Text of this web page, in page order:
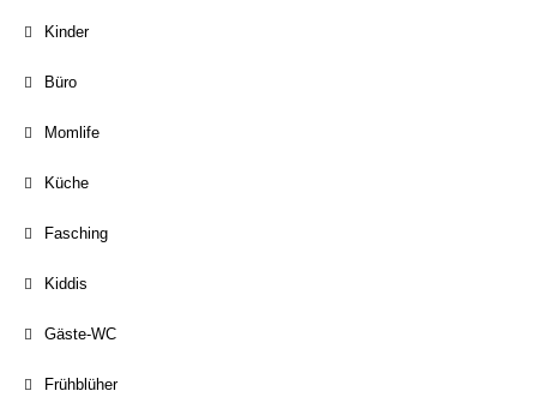
Kinder
Büro
Momlife
Küche
Fasching
Kiddis
Gäste-WC
Frühblüher